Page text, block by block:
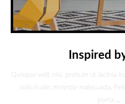
Inspired
Quisque velit nisi, pretium ut lacinia
sollicitudin molestie malesuada.
porta ...